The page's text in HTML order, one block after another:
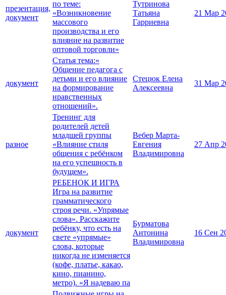
презентация,
документ
по теме:
«Возникновение
массового
производства и его
влияние на развитие
оптовой торговли»
Тутринова
Татьяна
Гарриевна
21 Мар
документ
Статья тема:«
Общение педагога с
детьми и его влияние
на формирование
нравственных
отношений».
Стецюк Елена
Алексеевна
31 Мар
разное
Тренинг для
родителей детей
младшей группы
«Влияние стиля
общения с ребёнком
на его успешность в
будущем».
Вебер Марта-
Евгения
Владимировна
27 Апр
документ
РЕБЕНОК И ИГРА
Игра на развитие
грамматического
строя речи. «Упрямые
слова». Расскажите
ребёнку, что есть на
свете «упрямые»
слова, которые
никогда не изменяется
(кофе, платье, какао,
кино, пианино,
метро). «Я надеваю па
Бурматова
Антонина
Владимировна
16 Сен